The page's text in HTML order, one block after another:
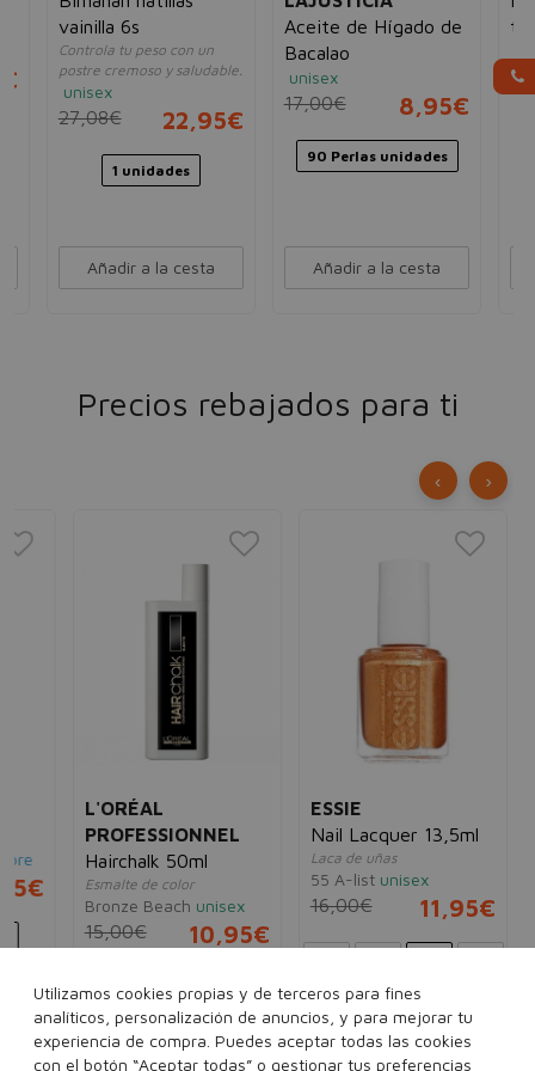
vainilla 6s
Controla tu peso con un
postre cremoso y saludable.
unisex
27,08€ 22,95€
1 unidades
Añadir a la cesta
Aceite de Hígado de
Bacalao
unisex
17,00€ 8,95€
90 Perlas unidades
Añadir a la cesta
Precios rebajados para ti
L'ORÉAL
PROFESSIONNEL
Hairchalk 50ml
Esmalte de color
Bronze Beach unisex
15,00€ 10,95€
ESSIE
Nail Lacquer 13,5ml
Laca de uñas
55 A-list unisex
16,00€ 11,95€
Ver más...
‹ ›
Utilizamos cookies propias y de terceros para fines
analíticos, personalización de anuncios, y para mejorar tu
experiencia de compra. Puedes aceptar todas las cookies
con el botón “Aceptar todas” o gestionar tus preferencias